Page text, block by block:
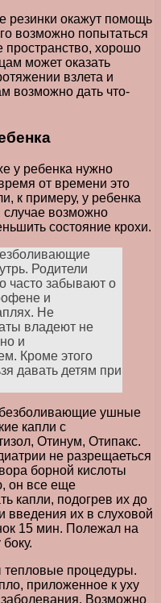
резинки окажут помощь
возможно попытаться
пространство, хорошо
может оказать
взлета и
возможно дать что-
у ребенка нужно
от времени это
к примеру, у ребенка
случае возможно
состояние крохи.
Родители
часто забывают о
и
Не
владеют не
и
Кроме этого
давать детям при
ушные
капли с
Отинум, Отипакс.
не разрещаеться
борной кислоты
он все еще
капли, подогрев их до
введения их в слуховой
15 мин. Полежал на
тепловые процедуры.
приложенное к уху
Возможно